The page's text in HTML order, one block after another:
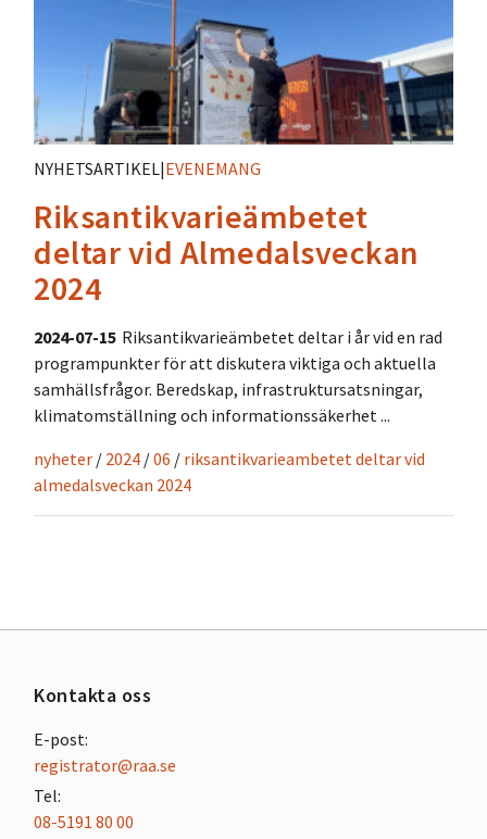
NYHETSARTIKEL|EVENEMANG
Riksantikvarieämbetet
deltar vid Almedalsveckan
2024
2024-07-15 Riksantikvarieämbetet deltar i år vid en rad
programpunkter för att diskutera viktiga och aktuella
samhällsfrågor. Beredskap, infrastruktursatsningar,
klimatomställning och informationssäkerhet ...
nyheter / 2024 /06 / riksantikvarieambetet deltar vid
almedalsveckan 2024
Kontakta oss
E-post:
registrator@raa.se
Tel:
08-5191 80 00